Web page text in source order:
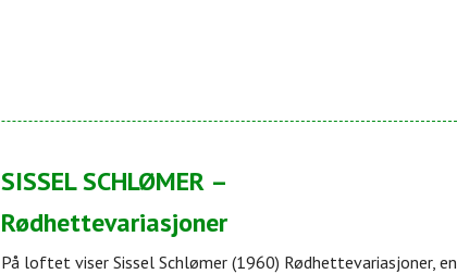
SISSEL SCHLØMER –
Rødhettevariasjoner
På loftet viser Sissel Schlømer (1960) Rødhettevariasjoner, en